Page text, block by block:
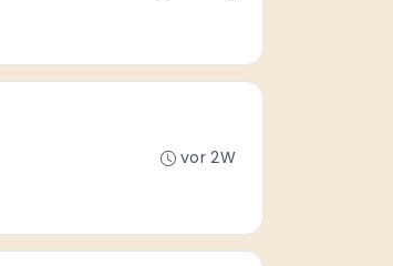
vor 2W